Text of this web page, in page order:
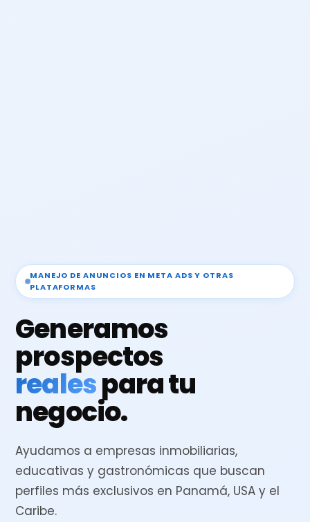
MANEJO DE ANUNCIOS EN META ADS Y OTRAS
PLATAFORMAS
Generamos
prospectos
realespara tu
negocio.
Ayudamos a empresas inmobiliarias,
educativas y gastronómicas que buscan
perfiles más exclusivos en Panamá, USA y el
Caribe.